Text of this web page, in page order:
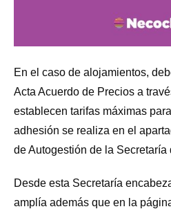
En el caso de alojamientos,
Acta Acuerdo de Precios a
establecen tarifas máximas
adhesión se realiza en el
de Autogestión de la Secretaría
Desde esta Secretaría
amplía además que en la